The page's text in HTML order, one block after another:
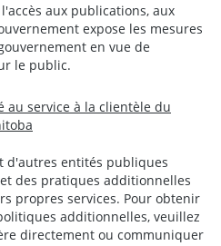
aux publications, aux
expose les mesures
en vue de
le public.
au service à la clientèle du
d'autres entités publiques
des pratiques additionnelles
propres services. Pour obtenir
additionnelles, veuillez
directement ou communiquer